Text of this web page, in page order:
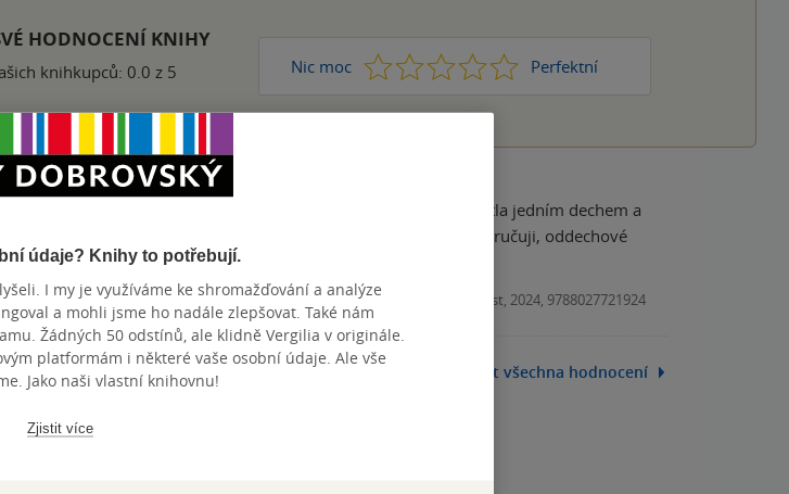
HODNOCENÍ KNIHY
knihkupců: 0.0 z 5 Nic moc 1 2 3 4 Perfektní
5
ani tato beletrie nesměla chybět v mé knihovničce. Kniha se četla jedním dechem a
strastí a pro mě překvapivé stránky, o které jsem nevěděla. Doporučuji, oddechové
Kniha, Kontrast, 2024, 9788027721924
Zobrazit všechna hodnocení
Přidat hodnocení
údaje? Knihy to potřebují.
I my je využíváme ke shromažďování a analýze
a mohli jsme ho nadále zlepšovat. Také nám
Žádných 50 odstínů, ale klidně Vergilia v originále.
platformám i některé vaše osobní údaje. Ale vše
Jako naši vlastní knihovnu!
Zjistit více